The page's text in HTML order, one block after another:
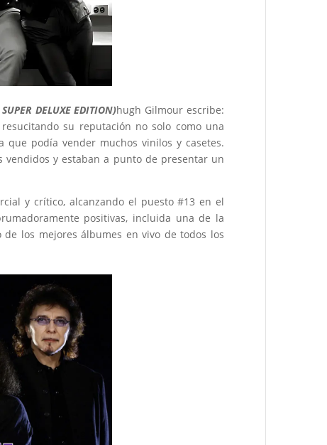
SUPER DELUXE EDITION)hugh Gilmour escribe:
su reputación no solo como una
podía vender muchos vinilos y casetes.
vendidos y estaban a punto de presentar un
y crítico, alcanzando el puesto #13 en el
positivas, incluida una de la
los mejores álbumes en vivo de todos los